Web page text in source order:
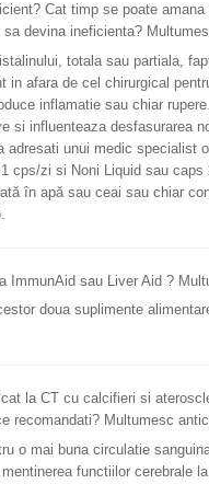
Cat timp se poate
devina ineficienta?
totala sau partiala,
afara de cel chirurgical
inflamatie sau chiar
si influenteaza desfasurarea
unui medic specialist
cps/zi si Noni Liquid sau caps
în apă sau ceai sau chiar
sau Liver Aid ?
doua suplimente
la CT cu calcifieri si
recomandati? Multumesc
o mai buna circulatie
functiilor cerebrale